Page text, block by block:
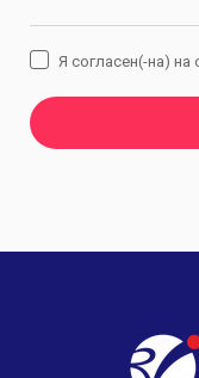
Я согласен(-на)